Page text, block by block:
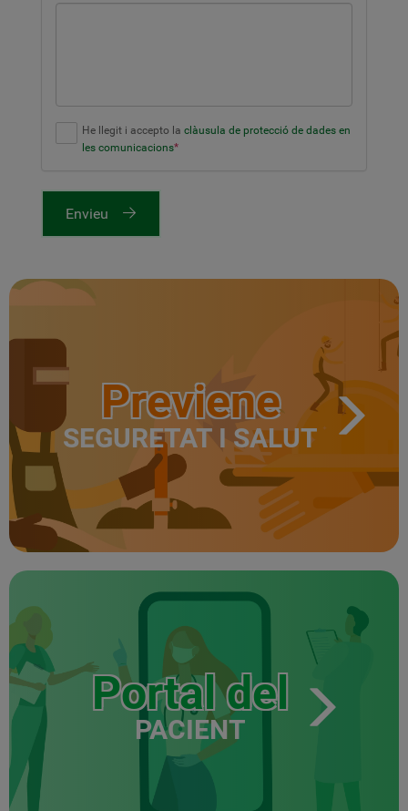
He llegit i accepto la clàusula de protecció de dades en
les comunicacions*
Envieu
Previene
SEGURETAT I SALUT
Portal del
PACIENT